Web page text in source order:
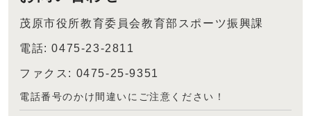
茂原市役所教育委員会教育部スポーツ振興課
電話: 0475-23-2811
ファクス: 0475-25-9351
電話番号のかけ間違いにご注意ください！